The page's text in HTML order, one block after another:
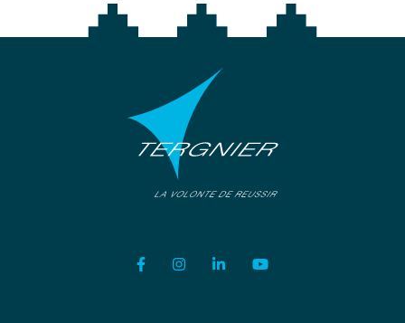
Lien vers le compte Facebook
Lien vers le compte Instagram
Lien vers le compte
Lien vers la chaîne